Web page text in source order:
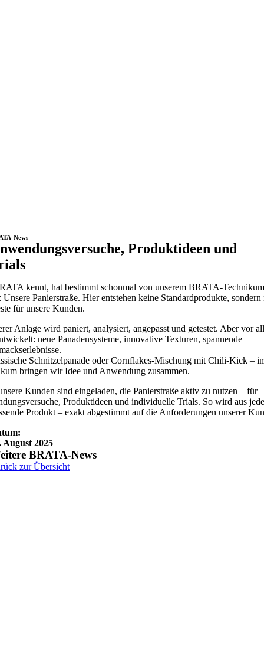
News
Produktideen und
kennt, hat bestimmt schonmal von unserem BRATA-Technikum
Unsere Panierstraße. Hier entstehen keine Standardprodukte, sondern
für unsere Kunden.
Anlage wird paniert, analysiert, angepasst und getestet. Aber vor
neue Panadensysteme, innovative Texturen, spannende
Schnitzelpanade oder Cornflakes-Mischung mit Chili-Kick –
bringen wir Idee und Anwendung zusammen.
Kunden sind eingeladen, die Panierstraße aktiv zu nutzen – für
Produktideen und individuelle Trials. So wird aus
Produkt – exakt abgestimmt auf die Anforderungen unserer
August 2025
BRATA-News
zur Übersicht